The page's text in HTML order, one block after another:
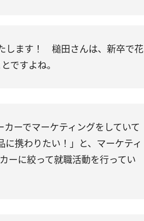
します！ 槌田さんは、新卒で花
ですよね。
ーでマーケティングをしていて
に携わりたい！」と、マーケティ
ーに絞って就職活動を行ってい